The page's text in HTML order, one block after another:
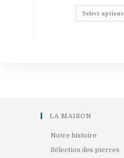
Select options
LA MAISON
Notre histoire
dans
Sélection des pierres